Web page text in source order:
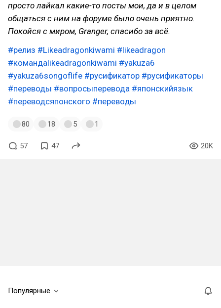
просто лайкал какие-то посты мои, да и в целом
общаться с ним на форуме было очень приятно.
Покойся с миром, Granger, спасибо за всё.
#релиз #Likeadragonkiwami #likeadragon
#командаlikeadragonkiwami #yakuza6
#yakuza6songoflife #русификатор #русификаторы
#переводы #вопросыперевода #японскийязык
#переводсяпонского #переводы
80 18 5 1
57 47 20K
Популярные